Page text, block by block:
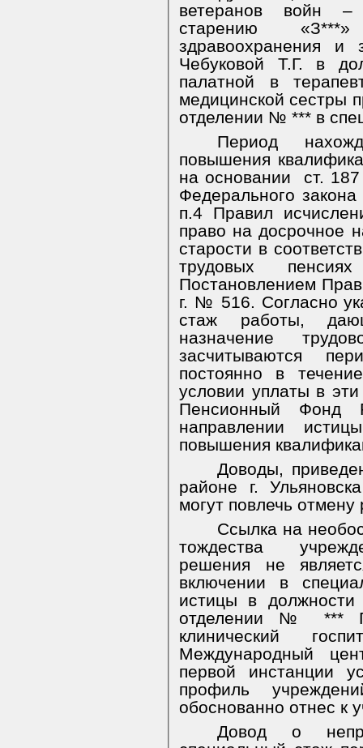
ветеранов войн
старению
здравоохранения
Чебуковой Т.Г. в
палатной в
медицинской сестры
отделении № *** в
Период
повышения
на основании
ст.
Федерального закона
п.4 Правил
право на досрочное
старости в
трудовых
Постановлением
г. № 516. Согласно
стаж работы,
назначение
засчитываются
постоянно в
условии уплаты в
Пенсионный
направлении
повышения
Доводы,
районе г.
могут повлечь
Ссылка на
тождества
решения не
включении в
истицы в должности
отделении № ***
клинический
Международный
первой инстанции
профиль
обоснованно отнес к
Довод о